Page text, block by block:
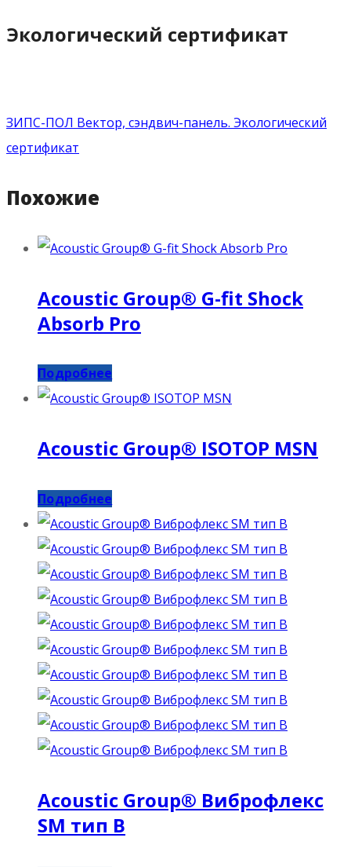
Экологический сертификат
ЗИПС-ПОЛ Вектор, сэндвич-панель. Экологический
сертификат
Похожие
Acoustic Group® G-fit Shock
Absorb Pro
Подробнее
Acoustic Group® ISOTOP MSN
Подробнее
Acoustic Group® Виброфлекс
SM тип B